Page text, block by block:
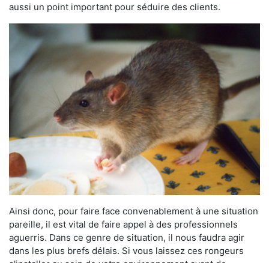
aussi un point important pour séduire des clients.
Ainsi donc, pour faire face convenablement à une situation
pareille, il est vital de faire appel à des professionnels
aguerris. Dans ce genre de situation, il nous faudra agir
dans les plus brefs délais. Si vous laissez ces rongeurs